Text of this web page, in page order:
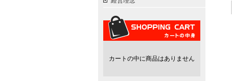
カートの中に商品はありません